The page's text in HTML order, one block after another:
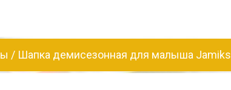
Шапка демисезонная для малыша Jamiks